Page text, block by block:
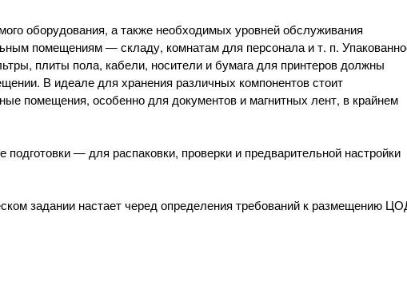
оборудования, а также необходимых уровней обслуживания
помещениям — складу, комнатам для персонала и т. п.
плиты пола, кабели, носители и бумага для принтеров должны
В идеале для хранения различных компонентов стоит
помещения, особенно для документов и магнитных лент, в крайнем
подготовки — для распаковки, проверки и предварительной настройки
задании настает черед определения требований к размещению